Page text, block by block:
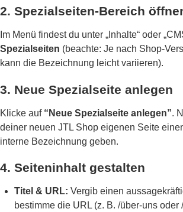
2. Spezialseiten-Bereich
Im Menü findest du unter „Inhalte“ oder
Spezialseiten (beachte: Je nach Shop-
kann die Bezeichnung leicht variieren).
3. Neue Spezialseite anlegen
Klicke auf “Neue Spezialseite anlegen”.
deiner neuen JTL Shop eigenen Seite
interne Bezeichnung geben.
4. Seiteninhalt gestalten
Titel & URL: Vergib einen
bestimme die URL (z. B. /über-uns oder